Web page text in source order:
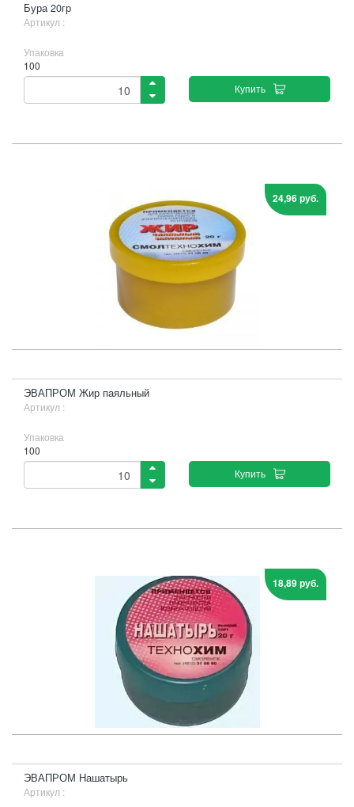
Бура 20гр
Артикул :
Упаковка
100
Купить
24,96 руб.
ЭВАПРОМ Жир паяльный
Артикул :
Упаковка
100
Купить
18,89 руб.
ЭВАПРОМ Нашатырь
Артикул :